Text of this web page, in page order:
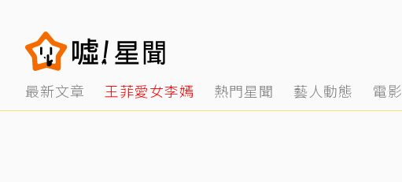
最新文章 王菲愛女李嫣 熱門星聞 藝人動態 電影